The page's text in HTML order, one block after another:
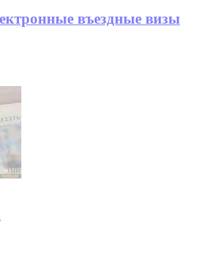
въездные визы